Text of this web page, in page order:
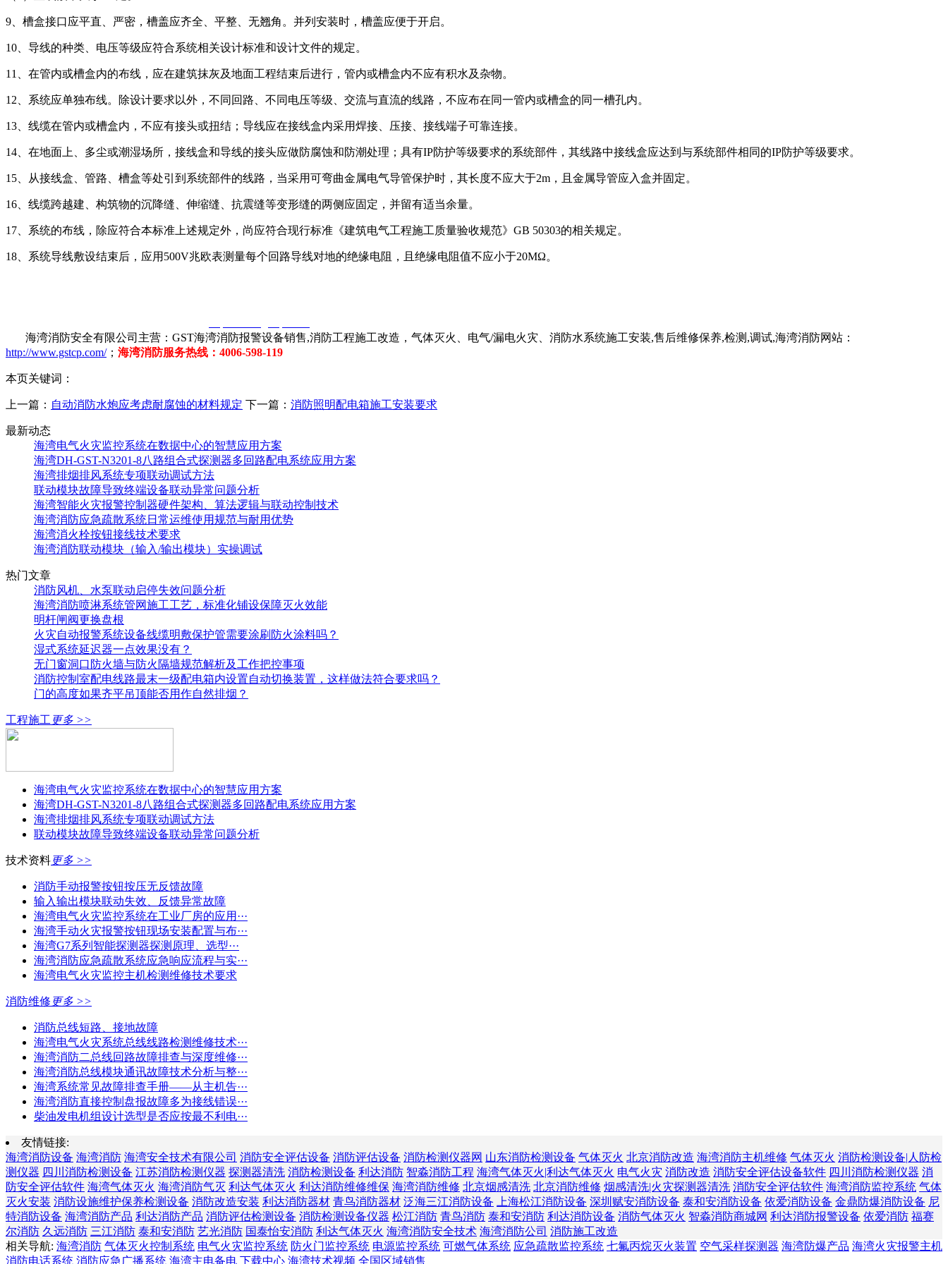
9、槽盒接口应平直、严密，槽盖应齐全、平整、无翘角。并列安装时，槽盖应便于开启。
10、导线的种类、电压等级应符合系统相关设计标准和设计文件的规定。
11、在管内或槽盒内的布线，应在建筑抹灰及地面工程结束后进行，管内或槽盒内不应有积水及杂物。
12、系统应单独布线。除设计要求以外，不同回路、不同电压等级、交流与直流的线路，不应布在同一管内或槽盒的同一槽孔内。
13、线缆在管内或槽盒内，不应有接头或扭结；导线应在接线盒内采用焊接、压接、接线端子可靠连接。
14、在地面上、多尘或潮湿场所，接线盒和导线的接头应做防腐蚀和防潮处理；具有IP防护等级要求的系统部件，其线路中接线盒应达到与系统部件相同的IP防护等级要求。
15、从接线盒、管路、槽盒等处引到系统部件的线路，当采用可弯曲金属电气导管保护时，其长度不应大于2m，且金属导管应入盒并固定。
16、线缆跨越建、构筑物的沉降缝、伸缩缝、抗震缝等变形缝的两侧应固定，并留有适当余量。
17、系统的布线，除应符合本标准上述规定外，尚应符合现行标准《建筑电气工程施工质量验收规范》GB 50303的相关规定。
18、系统导线敷设结束后，应用500V兆欧表测量每个回路导线对地的绝缘电阻，且绝缘电阻值不应小于20MΩ。
海湾消防安全有限公司主营：GST海湾消防报警设备销售,消防工程施工改造，气体灭火、电气/漏电火灾、消防水系统施工安装,售后维修保养,检测,调试,海湾消防网站：
http://www.gstcp.com/； 海湾消防服务热线：4006-598-119
本页关键词：
上一篇： 自动消防水炮应考虑耐腐蚀的材料规定 下一篇： 消防照明配电箱施工安装要求
最新动态
海湾电气火灾监控系统在数据中心的智慧应用方案
海湾DH-GST-N3201-8八路组合式探测器多回路配电系统应用方案
海湾排烟排风系统专项联动调试方法
联动模块故障导致终端设备联动异常问题分析
海湾智能火灾报警控制器硬件架构、算法逻辑与联动控制技术
海湾消防应急疏散系统日常运维使用规范与耐用优势
海湾消火栓按钮接线技术要求
海湾消防联动模块（输入/输出模块）实操调试
热门文章
消防风机、水泵联动启停失效问题分析
海湾消防喷淋系统管网施工工艺，标准化铺设保障灭火效能
明杆闸阀更换盘根
火灾自动报警系统设备线缆明敷保护管需要涂刷防火涂料吗？
湿式系统延迟器一点效果没有？
无门窗洞口防火墙与防火隔墙规范解析及工作把控事项
消防控制室配电线路最末一级配电箱内设置自动切换装置，这样做法符合要求吗？
门的高度如果齐平吊顶能否用作自然排烟？
工程施工 更多 >>
海湾电气火灾监控系统在数据中心的智慧应用方案
海湾DH-GST-N3201-8八路组合式探测器多回路配电系统应用方案
海湾排烟排风系统专项联动调试方法
联动模块故障导致终端设备联动异常问题分析
技术资料更多 >>
消防手动报警按钮按压无反馈故障
输入输出模块联动失效、反馈异常故障
海湾电气火灾监控系统在工业厂房的应用···
海湾手动火灾报警按钮现场安装配置与布···
海湾G7系列智能探测器探测原理、选型···
海湾消防应急疏散系统应急响应流程与实···
海湾电气火灾监控主机检测维修技术要求
消防维修 更多 >>
消防总线短路、接地故障
海湾电气火灾系统总线线路检测维修技术···
海湾消防二总线回路故障排查与深度维修···
海湾消防总线模块通讯故障技术分析与整···
海湾系统常见故障排查手册——从主机告···
海湾消防直接控制盘报故障多为接线错误···
柴油发电机组设计选型是否应按最不利电···
友情链接:
海湾消防设备 海湾消防 海湾安全技术有限公司 消防安全评估设备 消防评估设备 消防检测仪器网 山东消防检测设备 气体灭火 北京消防改造 海湾消防主机维修 气体灭火 消防检测设备|人防检
测仪器 四川消防检测设备 江苏消防检测仪器 探测器清洗 消防检测设备 利达消防 智淼消防工程 海湾气体灭火|利达气体灭火 电气火灾 消防改造 消防安全评估设备软件 四川消防检测仪器 消
防安全评估软件 海湾气体灭火 海湾消防气灭 利达气体灭火 利达消防维修维保 海湾消防维修 北京烟感清洗 北京消防维修 烟感清洗|火灾探测器清洗 消防安全评估软件 海湾消防监控系统 气体
灭火安装 消防设施维护保养检测设备 消防改造安装 利达消防器材 青鸟消防器材 泛海三江消防设备 上海松江消防设备 深圳赋安消防设备 泰和安消防设备 依爱消防设备 金鼎防爆消防设备 尼
特消防设备 海湾消防产品 利达消防产品 消防评估检测设备 消防检测设备仪器 松江消防 青鸟消防 泰和安消防 利达消防设备 消防气体灭火 智淼消防商城网 利达消防报警设备 依爱消防 福赛
尔消防 久远消防 三江消防 泰和安消防 艺光消防 国泰怡安消防 利达气体灭火 海湾消防安全技术 海湾消防公司 消防施工改造
相关导航: 海湾消防 气体灭火控制系统 电气火灾监控系统 防火门监控系统 电源监控系统 可燃气体系统 应急疏散监控系统 七氟丙烷灭火装置 空气采样探测器 海湾防爆产品 海湾火灾报警主机
消防电话系统 消防应急广播系统 海湾主电备电 下载中心 海湾技术视频 全国区域销售